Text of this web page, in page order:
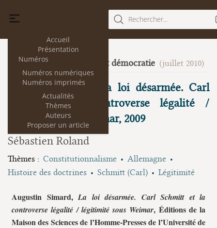
Accueil
Présentation
Numéros
Numéros numériques
Numéros imprimés
Actualités
Thèmes
Auteurs
Proposer un article
Rechercher...
4 Science du droit et démocratie (juillet 2010)
Augustin Simard, La loi désarmée. Carl
Schmitt et la controverse légalité /
légitimité sous Weimar, 2009
Sébastien Roland
Thèmes : Constitutionnalisme
Allemagne
Histoire des doctrines
Schmitt (Carl) Légitimité
Augustin Simard,La loi désarmée. Carl Schmitt et la
controverse légalité / légitimité sous Weimar, Éditions de la
Maison des Sciences de l’Homme-Presses de l’Université de